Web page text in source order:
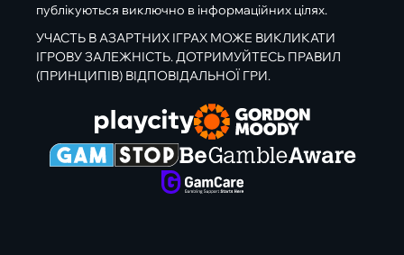
публікуються виключно в інформаційних цілях.
УЧАСТЬ В АЗАРТНИХ ІГРАХ МОЖЕ ВИКЛИКАТИ
ІГРОВУ ЗАЛЕЖНІСТЬ. ДОТРИМУЙТЕСЬ ПРАВИЛ
(ПРИНЦИПІВ) ВІДПОВІДАЛЬНОЇ ГРИ.